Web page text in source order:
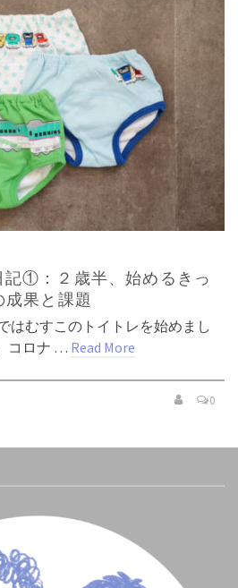
記①：２歳半、始めるきっ
果と課題
はむすこのトイトレを始めまし
コロナ … Read More
0